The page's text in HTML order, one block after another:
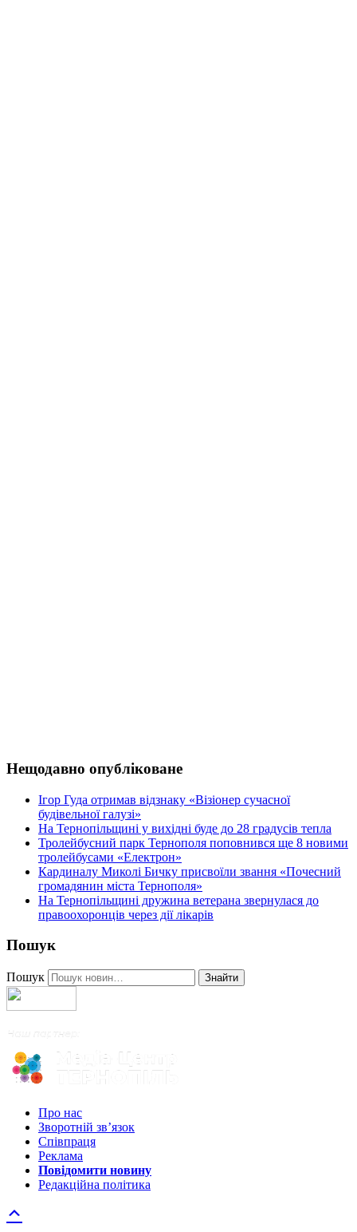
Нещодавно опубліковане
Ігор Гуда отримав відзнаку «Візіонер сучасної
будівельної галузі»
На Тернопільщині у вихідні буде до 28 градусів тепла
Тролейбусний парк Тернополя поповнився ще 8 новими
тролейбусами «Електрон»
Кардиналу Миколі Бичку присвоїли звання «Почесний
громадянин міста Тернополя»
На Тернопільщині дружина ветерана звернулася до
правоохоронців через дії лікарів
Пошук
Пошук Знайти
Про нас
Зворотній зв’язок
Співпраця
Реклама
Повідомити новину
Редакційна політика